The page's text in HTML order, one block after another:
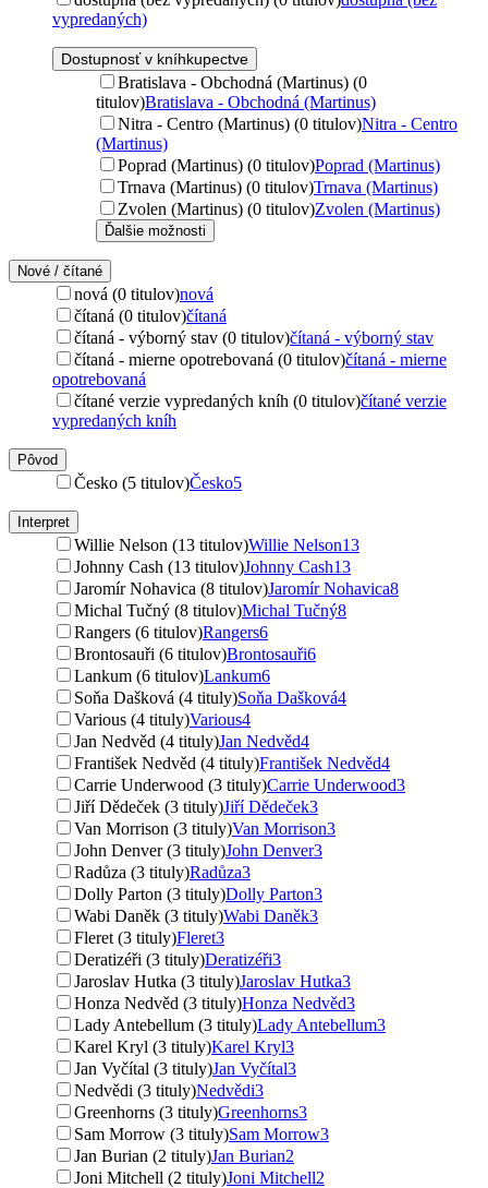
vypredaných)
Dostupnosť v kníhkupectve
Bratislava - Obchodná (Martinus) (0
titulov)Bratislava - Obchodná (Martinus)
Nitra - Centro (Martinus) (0 titulov)Nitra - Centro
(Martinus)
Poprad (Martinus) (0 titulov)Poprad (Martinus)
Trnava (Martinus) (0 titulov)Trnava (Martinus)
Zvolen (Martinus) (0 titulov)Zvolen (Martinus)
Ďalšie možnosti
Nové / čítané
nová (0 titulov)nová
čítaná (0 titulov)čítaná
čítaná - výborný stav (0 titulov)čítaná - výborný stav
čítaná - mierne opotrebovaná (0 titulov)čítaná - mierne
opotrebovaná
čítané verzie vypredaných kníh (0 titulov)čítané verzie
vypredaných kníh
Pôvod
Česko (5 titulov)Česko5
Interpret
Willie Nelson (13 titulov)Willie Nelson13
Johnny Cash (13 titulov)Johnny Cash13
Jaromír Nohavica (8 titulov)Jaromír Nohavica8
Michal Tučný (8 titulov)Michal Tučný8
Rangers (6 titulov)Rangers6
Brontosauři (6 titulov)Brontosauři6
Lankum (6 titulov)Lankum6
Soňa Dašková (4 tituly)Soňa Dašková4
Various (4 tituly)Various4
Jan Nedvěd (4 tituly)Jan Nedvěd4
František Nedvěd (4 tituly)František Nedvěd4
Carrie Underwood (3 tituly)Carrie Underwood3
Jiří Dědeček (3 tituly)Jiří Dědeček3
Van Morrison (3 tituly)Van Morrison3
John Denver (3 tituly)John Denver3
Radůza (3 tituly)Radůza3
Dolly Parton (3 tituly)Dolly Parton3
Wabi Daněk (3 tituly)Wabi Daněk3
Fleret (3 tituly)Fleret3
Deratizéři (3 tituly)Deratizéři3
Jaroslav Hutka (3 tituly)Jaroslav Hutka3
Honza Nedvěd (3 tituly)Honza Nedvěd3
Lady Antebellum (3 tituly)Lady Antebellum3
Karel Kryl (3 tituly)Karel Kryl3
Jan Vyčítal (3 tituly)Jan Vyčítal3
Nedvědi (3 tituly)Nedvědi3
Greenhorns (3 tituly)Greenhorns3
Sam Morrow (3 tituly)Sam Morrow3
Jan Burian (2 tituly)Jan Burian2
Joni Mitchell (2 tituly)Joni Mitchell2